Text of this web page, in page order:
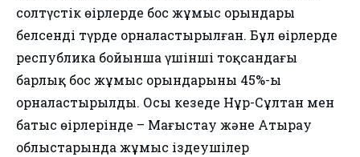
солтүстік өңірлерде бос жұмыс орындары
белсенді түрде орналастырылған. Бұл өңірлерде
республика бойынша үшінші тоқсандағы
барлық бос жұмыс орындарының 45%-ы
орналастырылды. Осы кезеңде Нұр-Сұлтан мен
батыс өңірлерінде – Маңғыстау және Атырау
облыстарында жұмыс іздеушілер